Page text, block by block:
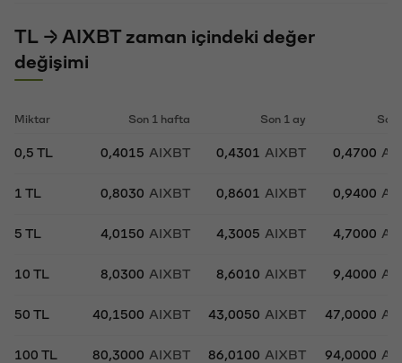
TL → AIXBT zaman içindeki değer
değişimi
Miktar Son 1 hafta Son 1 ay Son
0,5 TL 0,4015 AIXBT 0,4301 AIXBT 0,4700
1 TL 0,8030 AIXBT 0,8601 AIXBT 0,9400
5 TL 4,0150 AIXBT 4,3005 AIXBT 4,7000
10 TL 8,0300 AIXBT 8,6010 AIXBT 9,4000
50 TL 40,1500 AIXBT 43,0050 AIXBT 47,0000
100 TL 80,3000 AIXBT 86,0100 AIXBT 94,0000